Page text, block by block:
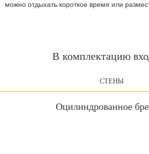
можно отдыхать короткое время или
В комплектацию
СТЕНЫ
Оцилиндрованное